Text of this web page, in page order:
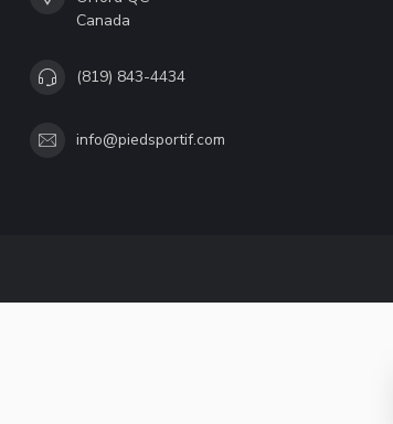
Canada
(819) 843-4434
info@piedsportif.com